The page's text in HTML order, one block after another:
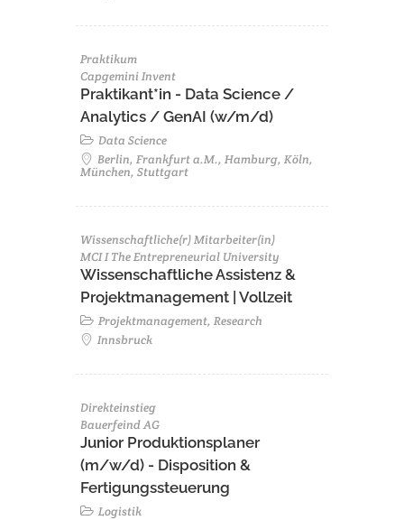
Praktikum
Capgemini Invent
Praktikant*in - Data Science /
Analytics / GenAI (w/m/d)
Data Science
Berlin, Frankfurt a.M., Hamburg, Köln,
München, Stuttgart
Wissenschaftliche(r) Mitarbeiter(in)
MCI I The Entrepreneurial University
Wissenschaftliche Assistenz &
Projektmanagement | Vollzeit
Projektmanagement, Research
Innsbruck
Direkteinstieg
Bauerfeind AG
Junior Produktionsplaner
(m/w/d) - Disposition &
Fertigungssteuerung
Logistik